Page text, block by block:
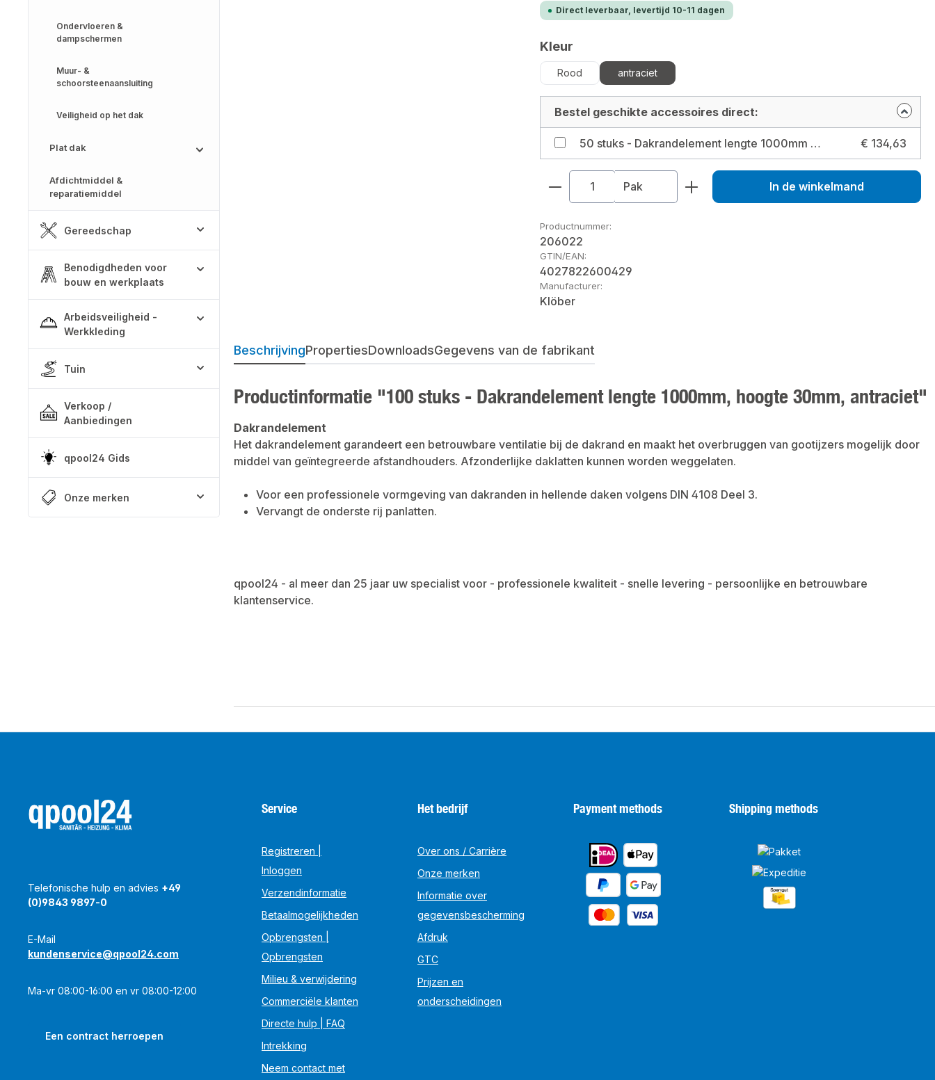
Ondervloeren &
dampschermen
Muur- &
schoorsteenaansluiting
Veiligheid op het dak
Plat dak
Afdichtmiddel &
reparatiemiddel
Gereedschap
Benodigdheden voor
bouw en werkplaats
Arbeidsveiligheid -
Werkkleding
Tuin
Verkoop /
Aanbiedingen
qpool24 Gids
Onze merken
Direct leverbaar, levertijd 10-11 dagen
Selecteer
Kleur
Rood antraciet
Bestel geschikte accessoires direct:
50 stuks - Dakrandelement lengte 1000mm met kam 60mm, antraciet Kleur: antraciet € 134,63
Producthoeveelheid: Voer de gewenste
Pak In de winkelmand
Productnummer:
206022
GTIN/EAN:
4027822600429
Manufacturer:
Klöber
BeschrijvingPropertiesDownloadsGegevens van de fabrikant
Productinformatie "100 stuks - Dakrandelement lengte 1000mm, hoogte 30mm, antraciet"
Dakrandelement
Het dakrandelement garandeert een betrouwbare ventilatie bij de dakrand en maakt het overbruggen van gootijzers mogelijk door
middel van geïntegreerde afstandhouders. Afzonderlijke daklatten kunnen worden weggelaten.
Voor een professionele vormgeving van dakranden in hellende daken volgens DIN 4108 Deel 3.
Vervangt de onderste rij panlatten.
qpool24 - al meer dan 25 jaar uw specialist voor - professionele kwaliteit - snelle levering - persoonlijke en betrouwbare
klantenservice.
Telefonische hulp en advies +49
(0)9843 9897-0
E-Mail
kundenservice@qpool24.com
Ma-vr 08:00-16:00 en vr 08:00-12:00
Een contract herroepen
Service
Registreren |
Inloggen
Verzendinformatie
Betaalmogelijkheden
Opbrengsten |
Opbrengsten
Milieu & verwijdering
Commerciële klanten
Directe hulp | FAQ
Intrekking
Neem contact met
Het bedrijf
Over ons / Carrière
Onze merken
Informatie over
gegevensbescherming
Afdruk
GTC
Prijzen en
onderscheidingen
Payment methods Shipping methods